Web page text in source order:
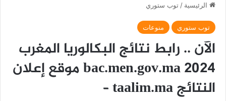
الرئيسية / توب ستوري
توب ستوري منوعات
الآن .. رابط نتائج البكالوريا المغرب
2024 bac.men.gov.ma موقع إعلان
النتائج taalim.ma –